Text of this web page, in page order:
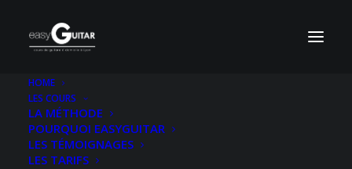
HOME
LES COURS
LA MÉTHODE
POURQUOI EASYGUITAR
LES TÉMOIGNAGES
LES TARIFS